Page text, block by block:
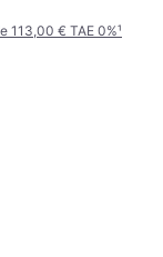
113,00 € TAE 0%¹